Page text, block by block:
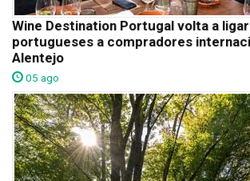
Wine Destination Portugal volta a
portugueses a compradores
Alentejo
05 ago